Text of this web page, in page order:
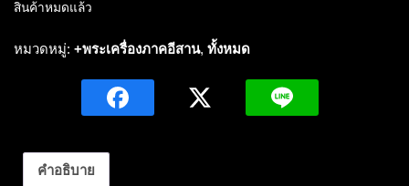
สินค้าหมดแล้ว
หมวดหมู่: +พระเครื่องภาคอีสาน, ทั้งหมด
คำอธิบาย